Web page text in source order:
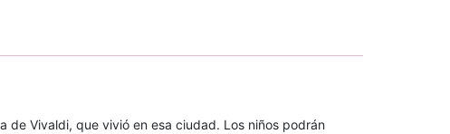
de Vivaldi, que vivió en esa ciudad. Los niños podrán